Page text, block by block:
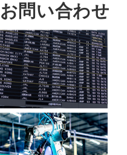
問い合わせ